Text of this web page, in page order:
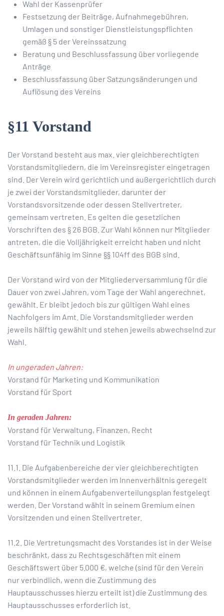
Wahl der Kassenprüfer
Festsetzung der Beiträge, Aufnahmegebühren,
Umlagen und sonstiger Dienstleistungspflichten
gemäß § 5 der Vereinssatzung
Beratung und Beschlussfassung über vorliegende
Anträge
Beschlussfassung über Satzungsänderungen und
Auflösung des Vereins
§11 Vorstand
Der Vorstand besteht aus max. vier gleichberechtigten
Vorstandsmitgliedern, die im Vereinsregister eingetragen
sind. Der Verein wird gerichtlich und außergerichtlich durch
je zwei der Vorstandsmitglieder, darunter der
Vorstandsvorsitzende oder dessen Stellvertreter,
gemeinsam vertreten. Es gelten die gesetzlichen
Vorschriften des § 26 BGB. Zur Wahl können nur Mitglieder
antreten, die die Volljährigkeit erreicht haben und nicht
Geschäftsunfähig im Sinne §§ 104ff des BGB sind.
Der Vorstand wird von der Mitgliederversammlung für die
Dauer von zwei Jahren, vom Tage der Wahl angerechnet,
gewählt. Er bleibt jedoch bis zur gültigen Wahl eines
Nachfolgers im Amt. Die Vorstandsmitglieder werden
jeweils hälftig gewählt und stehen jeweils abwechselnd zur
Wahl.
In ungeraden Jahren:
Vorstand für Marketing und Kommunikation
Vorstand für Sport
In geraden Jahren:
Vorstand für Verwaltung, Finanzen, Recht
Vorstand für Technik und Logistik
11.1. Die Aufgabenbereiche der vier gleichberechtigten
Vorstandsmitglieder werden im Innenverhältnis geregelt
und können in einem Aufgabenverteilungsplan festgelegt
werden. Der Vorstand wählt in seinem Gremium einen
Vorsitzenden und einen Stellvertreter.
11.2. Die Vertretungsmacht des Vorstandes ist in der Weise
beschränkt, dass zu Rechtsgeschäften mit einem
Geschäftswert über 5.000 €, welche (sind für den Verein
nur verbindlich, wenn die Zustimmung des
Hauptausschusses hierzu erteilt ist) die Zustimmung des
Hauptausschusses erforderlich ist.